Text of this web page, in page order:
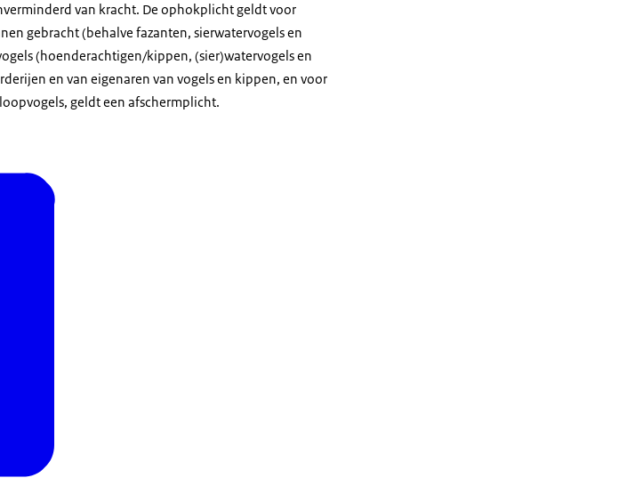
van kracht. De ophokplicht geldt voor
gebracht (behalve fazanten, sierwatervogels en
(hoenderachtigen/kippen, (sier)watervogels en
en van eigenaren van vogels en kippen, en voor
geldt een afschermplicht.